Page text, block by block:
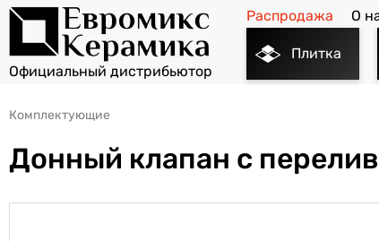
Распродажа О
Плитка
Комплектующие
Донный клапан с